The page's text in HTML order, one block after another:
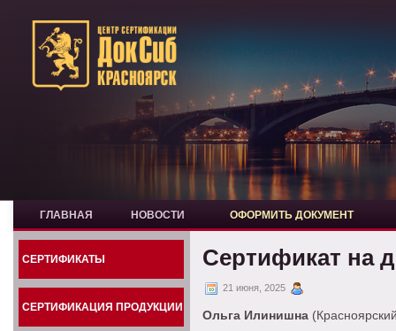
ГЛАВНАЯ НОВОСТИ ОФОРМИТЬ ДОКУМЕНТ
СЕРТИФИКАТЫ
СЕРТИФИКАЦИЯ ПРОДУКЦИИ
Сертификат на
21 июня, 2025
Ольга Илинишна